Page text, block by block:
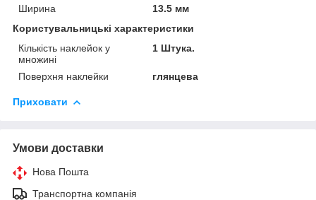
Ширина
13.5 мм
Користувальницькі характеристики
Кількість наклейок у
множині
1 Штука.
Поверхня наклейки глянцева
Приховати
Умови доставки
Нова Пошта
Транспортна компанія